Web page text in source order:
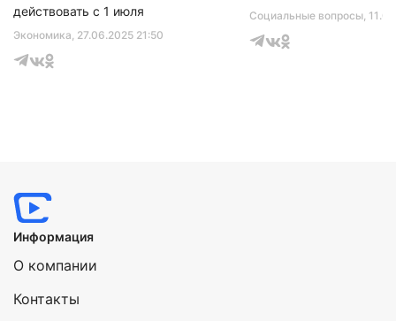
Экономика, 27.06.2025 21:50
действовать с 1 июля
Социальные вопросы,
Информация
О компании
Контакты